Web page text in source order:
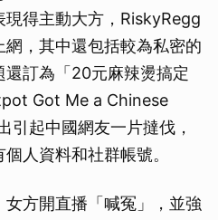
得主動大方，RiskyRegg
，其中還包括較為私密的
訂為「20元麻辣燙搞定
Got Me a Chinese
起中國網友一片撻伐，
人資料和社群帳號。
方開直播「喊冤」，並強